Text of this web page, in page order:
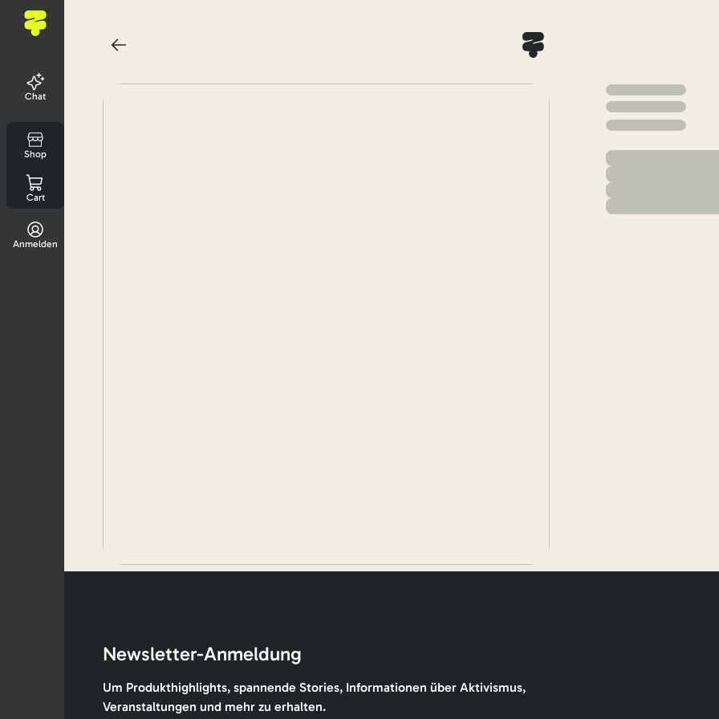
Chat
Shop
Cart
Anmelden
Newsletter-Anmeldung
Um Produkthighlights, spannende Stories, Informationen über Aktivismus,
Veranstaltungen und mehr zu erhalten.